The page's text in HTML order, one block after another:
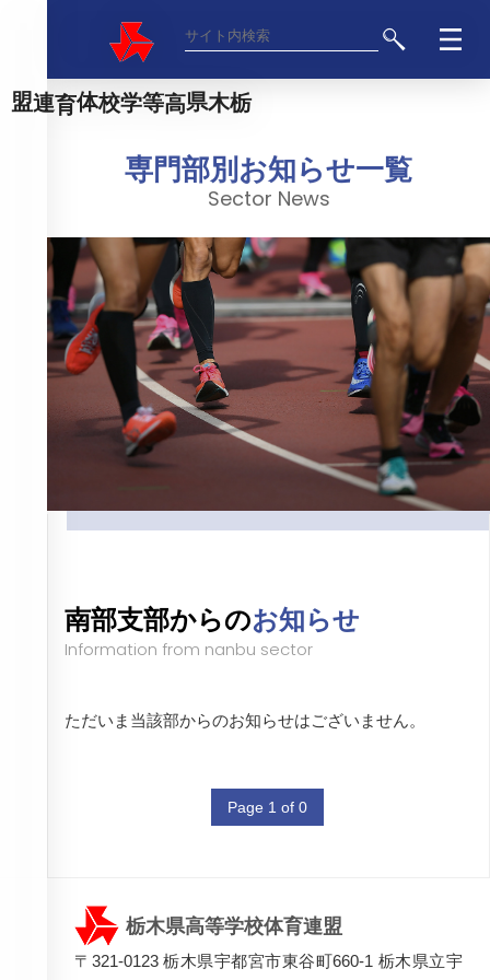
専門部別お知らせ一覧
Sector News
南部支部からのお知らせ
Information from nanbu sector
ただいま当該部からのお知らせはございません。
Page 1 of 0
栃木県高等学校体育連盟
〒321-0123 栃木県宇都宮市東谷町660-1 栃木県立宇